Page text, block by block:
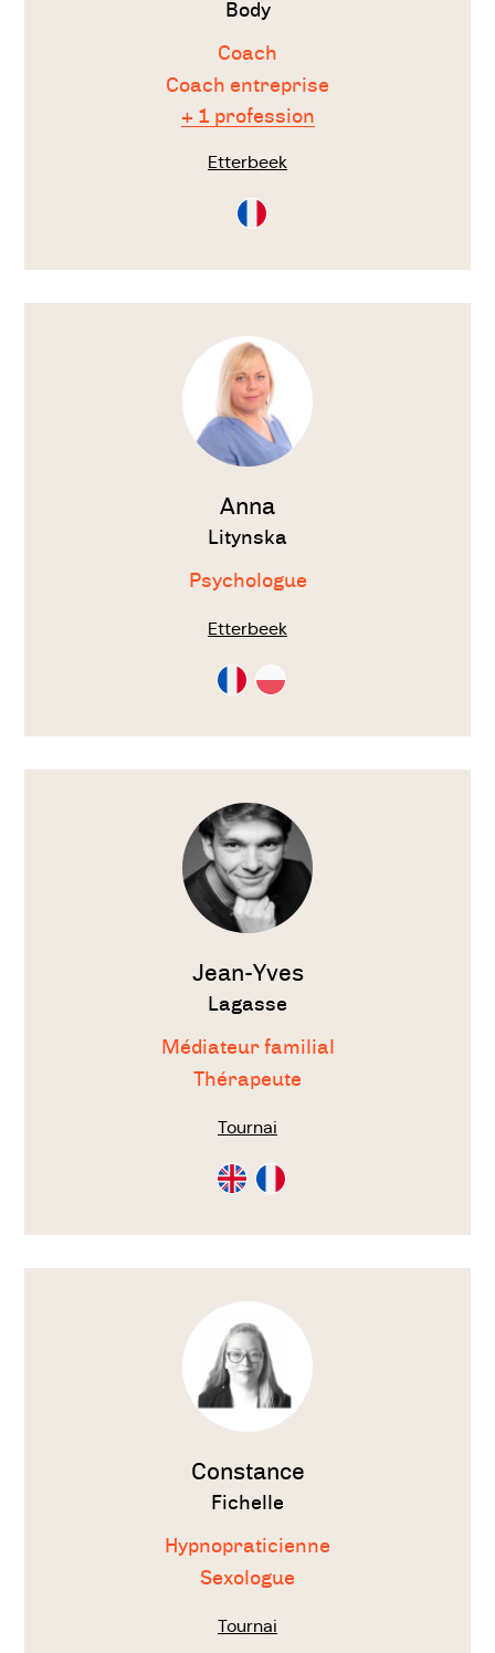
Body
Coach
Coach entreprise
+ 1 profession
Etterbeek
Consultation
en
Voir
Anna
Litynska
Psychologue
Etterbeek
Consultation
en
Consultation
en
Voir
Jean-Yves
Lagasse
Médiateur familial
Thérapeute
Tournai
Consultation
en
Consultation
en
Voir
Constance
Fichelle
Hypnopraticienne
Sexologue
Tournai